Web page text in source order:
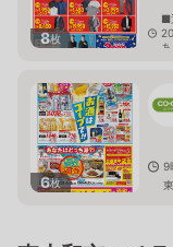
8枚
■
6枚
9